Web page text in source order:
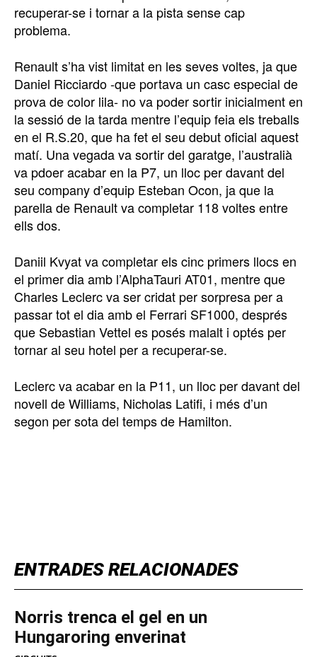
ENTRADES RELACIONADES
Norris trenca el gel en un
Hungaroring enverinat
recuperar-se i tornar a la pista sense cap
problema.
Renault s’ha vist limitat en les seves voltes, ja que
Daniel Ricciardo -que portava un casc especial de
prova de color lila- no va poder sortir inicialment en
la sessió de la tarda mentre l’equip feia els treballs
en el R.S.20, que ha fet el seu debut oficial aquest
matí. Una vegada va sortir del garatge, l’australià
va pdoer acabar en la P7, un lloc per davant del
seu company d’equip Esteban Ocon, ja que la
parella de Renault va completar 118 voltes entre
ells dos.
Daniil Kvyat va completar els cinc primers llocs en
el primer dia amb l’AlphaTauri AT01, mentre que
Charles Leclerc va ser cridat per sorpresa per a
passar tot el dia amb el Ferrari SF1000, després
que Sebastian Vettel es posés malalt i optés per
tornar al seu hotel per a recuperar-se.
Leclerc va acabar en la P11, un lloc per davant del
novell de Williams, Nicholas Latifi, i més d’un
segon per sota del temps de Hamilton.